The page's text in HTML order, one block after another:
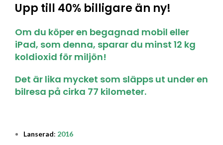
Upp till 40% billigare än ny!
Om du köper en begagnad mobil eller
iPad, som denna, sparar du minst 12 kg
koldioxid för miljön!
Det är lika mycket som släpps ut under en
bilresa på cirka 77 kilometer.
Lanserad: 2016